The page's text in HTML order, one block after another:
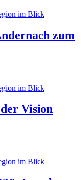
im Blick
zum
im Blick
Vision
im Blick